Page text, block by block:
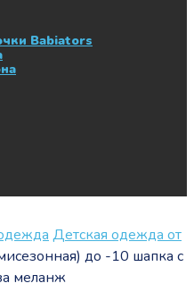
Babiators
Детская одежда от
до -10 шапка с
меланж